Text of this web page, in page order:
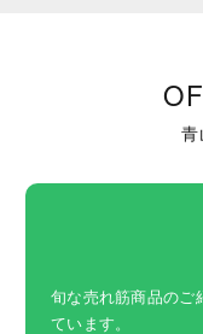
旬な売れ筋商品のご
ています。